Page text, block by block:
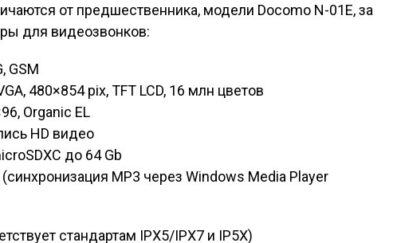
от предшественника, модели Docomo N-01E, за
для видеозвонков:
GSM
480×854 pix, TFT LCD, 16 млн цветов
Organic EL
HD видео
до 64 Gb
MP3 через Windows Media Player
стандартам IPX5/IPX7 и IP5X)